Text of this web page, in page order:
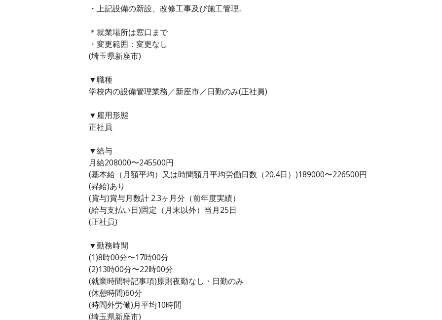
・上記設備の新設、改修工事及び施工管理。
＊就業場所は窓口まで
・変更範囲：変更なし
(埼玉県新座市)
▼職種
学校内の設備管理業務／新座市／日勤のみ(正社員)
▼雇用形態
正社員
▼給与
月給208000〜245500円
(基本給（月額平均）又は時間額月平均労働日数（20.4日）)189000〜226500円
(昇給)あり
(賞与)賞与月数計 2.3ヶ月分（前年度実績）
(給与支払い日)固定（月末以外）当月25日
(正社員)
▼勤務時間
(1)8時00分〜17時00分
(2)13時00分〜22時00分
(就業時間特記事項)原則夜勤なし・日勤のみ
(休憩時間)60分
(時間外労働)月平均10時間
(埼玉県新座市)